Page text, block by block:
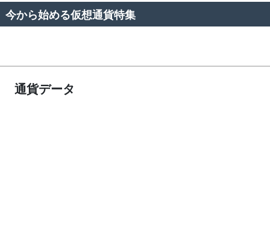
今から始める仮想通貨特集
通貨データ